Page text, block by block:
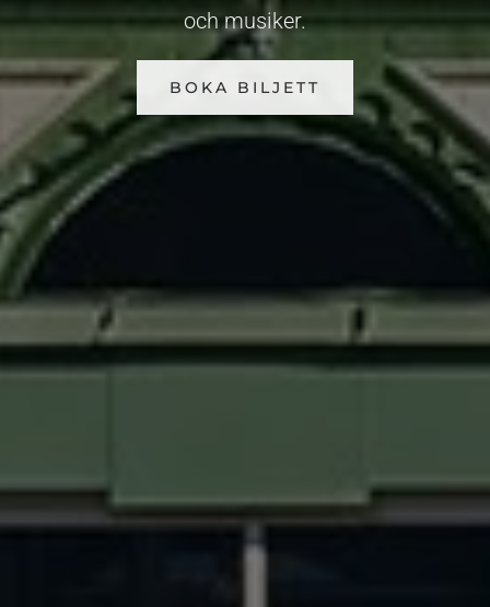
och musiker.
BOKA BILJETT